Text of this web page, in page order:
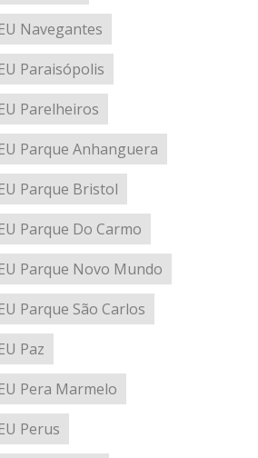
Navegantes
Paraisópolis
Parelheiros
Parque Anhanguera
Parque Bristol
Parque Do Carmo
Parque Novo Mundo
Parque São Carlos
Paz
Pera Marmelo
Perus